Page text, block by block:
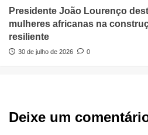
Presidente João Lourenço
mulheres africanas na
resiliente
30 de julho de 2026 0
Deixe um